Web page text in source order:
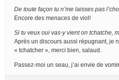
De toute façon tu n’me laisses pas
Encore des menaces de viol!
Si tu veux oui vas-y vient on tchatche,
Après un discours aussi répugnant, je
« tchatcher », merci bien, salaud.
Passez-moi un seau, j’ai envie de